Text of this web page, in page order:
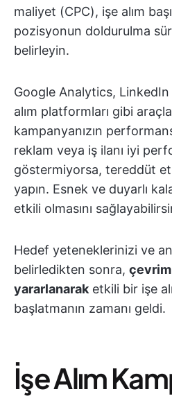
maliyet (CPC), işe alım
pozisyonun doldurulma
belirleyin.
Google Analytics,
alım platformları gibi
kampanyanızın
reklam veya iş ilanı iyi
göstermiyorsa, tereddüt
yapın. Esnek ve duyarlı
etkili olmasını
Hedef yeteneklerinizi ve
belirledikten sonra,
yararlanarak etkili bir işe
başlatmanın zamanı geldi.
İşe Alım